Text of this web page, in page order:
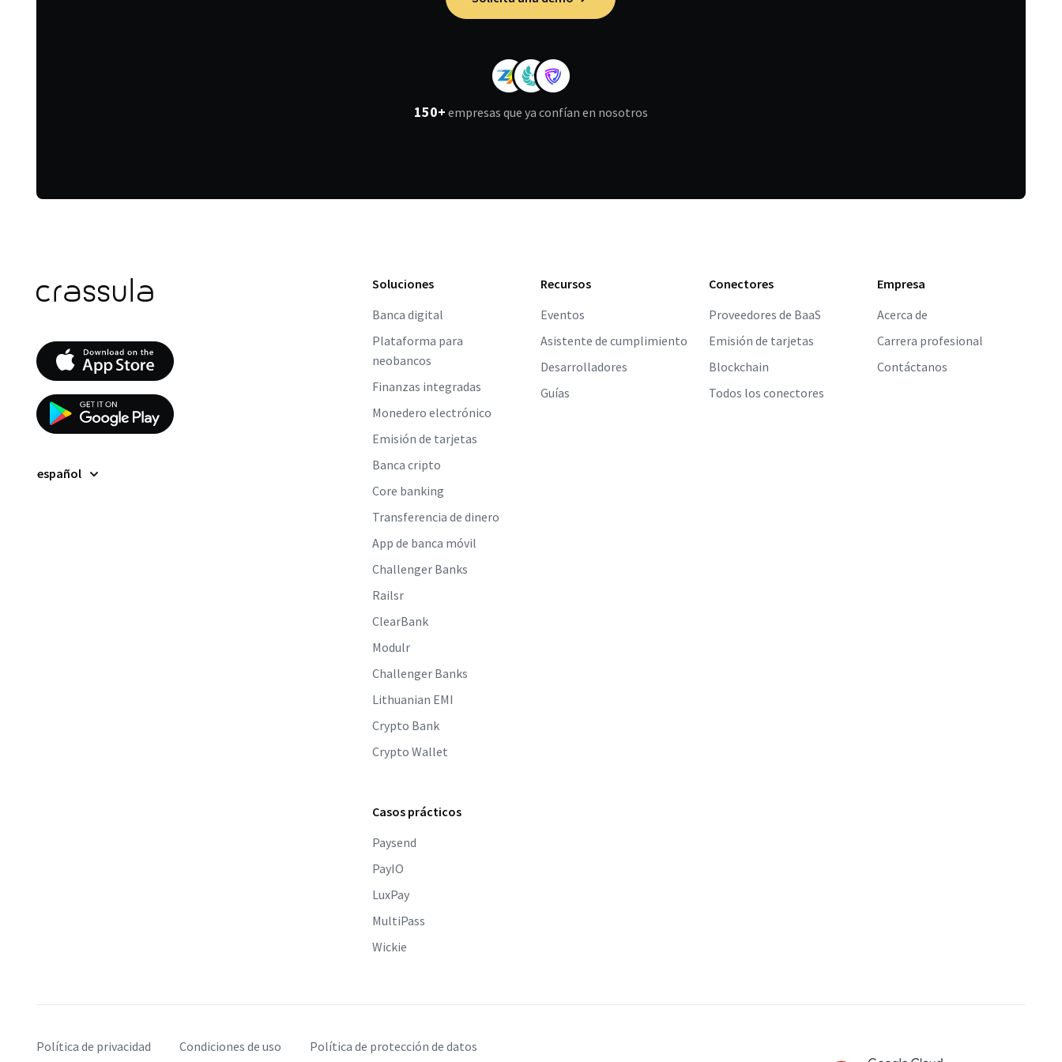
150+ empresas que ya confían en nosotros
español
Soluciones
Banca digital
Plataforma para
neobancos
Finanzas integradas
Monedero electrónico
Emisión de tarjetas
Banca cripto
Core banking
Transferencia de dinero
App de banca móvil
Challenger Banks
Railsr
ClearBank
Modulr
Challenger Banks
Lithuanian EMI
Crypto Bank
Crypto Wallet
Casos prácticos
Paysend
PayIO
LuxPay
MultiPass
Wickie
Recursos
Eventos
Asistente de cumplimiento
Desarrolladores
Guías
Conectores
Proveedores de BaaS
Emisión de tarjetas
Blockchain
Todos los conectores
Empresa
Acerca de
Carrera profesional
Contáctanos
Política de privacidad Condiciones de uso Política de protección de datos